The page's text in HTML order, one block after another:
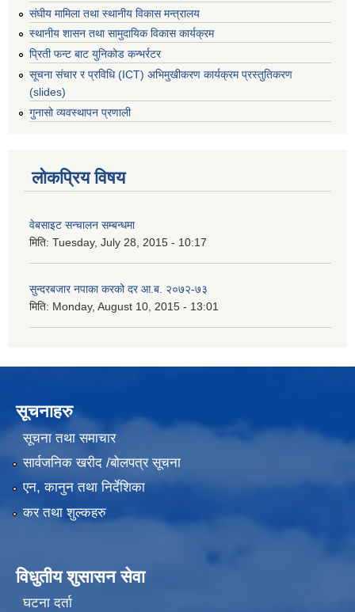
संघीय मामिला तथा स्थानीय विकास मन्त्रालय
स्थानीय शासन तथा सामुदायिक विकास कार्यक्रम
प्रिती फन्ट बाट युनिकोड कन्भर्रटर
सूचना संचार र प्रविधि (ICT) अभिमुखीकरण कार्यक्रम प्रस्तुतिकरण
(slides)
गुनासो व्यवस्थापन प्रणाली
लोकप्रिय विषय
वेबसाइट सन्चालन सम्बन्धमा
मिति: Tuesday, July 28, 2015 - 10:17
सुन्दरबजार नपाका करको दर आ.ब. २०७२-७३
मिति: Monday, August 10, 2015 - 13:01
सूचनाहरु
सूचना तथा समाचार
सार्वजनिक खरीद /बोलपत्र सूचना
एन, कानुन तथा निर्देशिका
कर तथा शुल्कहरु
विधुतीय शुसासन सेवा
घटना दर्ता